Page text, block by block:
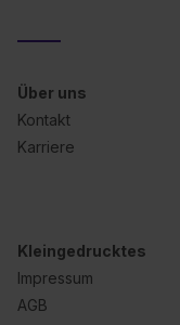
Über uns
Kontakt
Karriere
Kleingedrucktes
Impressum
AGB